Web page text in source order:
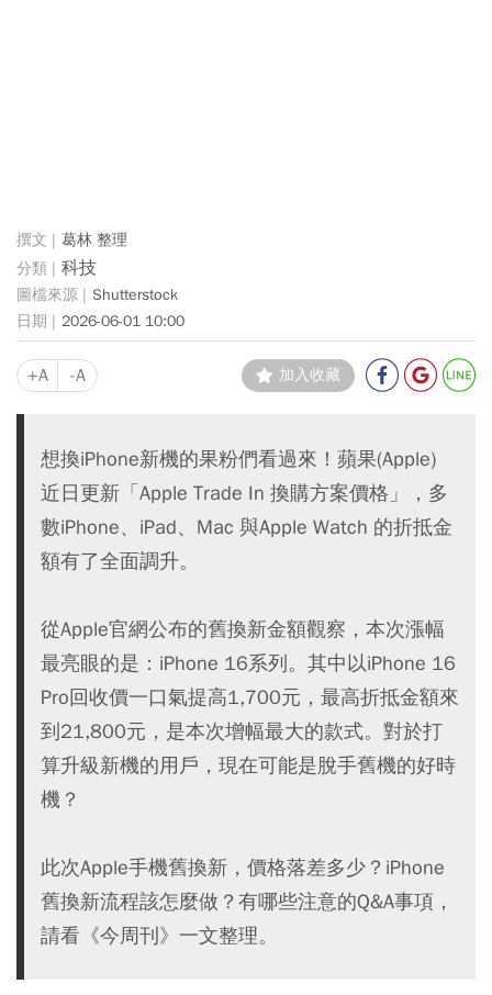
葛林 整理
科技
Shutterstock
2026-06-01 10:00
+A -A 加入收藏
想換iPhone新機的果粉們看過來！蘋果(Apple)
近日更新「Apple Trade In 換購方案價格」，多
數iPhone、iPad、Mac 與Apple Watch 的折抵金
額有了全面調升。
從Apple官網公布的舊換新金額觀察，本次漲幅
最亮眼的是：iPhone 16系列。其中以iPhone 16
Pro回收價一口氣提高1,700元，最高折抵金額來
到21,800元，是本次增幅最大的款式。對於打
算升級新機的用戶，現在可能是脫手舊機的好時
機？
此次Apple手機舊換新，價格落差多少？iPhone
舊換新流程該怎麼做？有哪些注意的Q&A事項，
請看《今周刊》一文整理。